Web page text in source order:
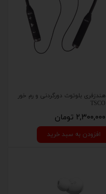
هندزفری بلوتوث دورگردنی و رم خور
TSCO
۲,۳۰۰,۰۰۰ تومان
افزودن به سبد خرید